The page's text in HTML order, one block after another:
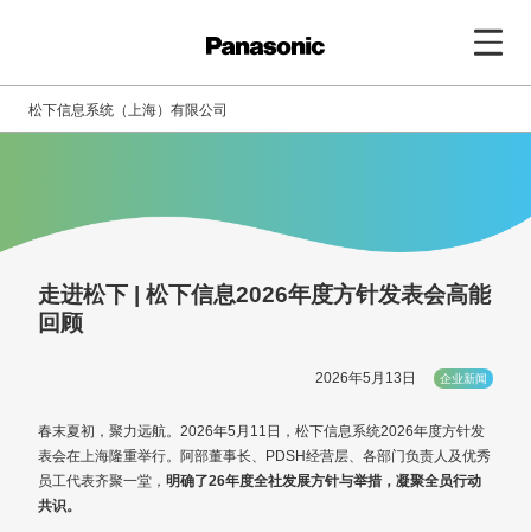
松下信息系统（上海）有限公司
走进松下 | 松下信息2026年度方针发表会高能
回顾
2026年5月13日 企业新闻
春末夏初，聚力远航。2026年5月11日，松下信息系统2026年度方针发
表会在上海隆重举行。阿部董事长、PDSH经营层、各部门负责人及优秀
员工代表齐聚一堂，明确了26年度全社发展方针与举措，凝聚全员行动
共识。